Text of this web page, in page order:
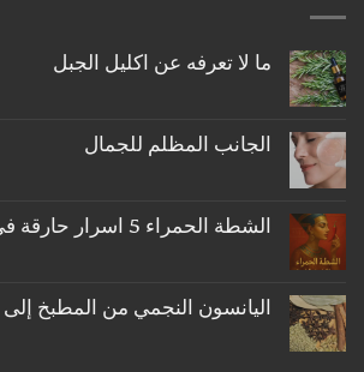
ما لا تعرفه عن اكليل الجبل
على
ما
اكليل
الجبل
الجانب المظلم للجمال
على
الجانب
الشطة الحمراء 5 اسرار حارقة في مطبخك
على
الشطة
اليانسون النجمي من المطبخ إلى